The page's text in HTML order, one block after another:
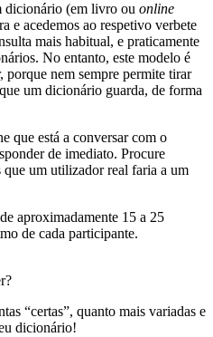
dicionário (em livro ou online
e acedemos ao respetivo verbete
mais habitual, e praticamente
No entanto, este modelo é
nem sempre permite tirar
um dicionário guarda, de forma
que está a conversar com o
de imediato. Procure
um utilizador real faria a um
aproximadamente 15 a 25
de cada participante.
“certas”, quanto mais variadas e
dicionário!